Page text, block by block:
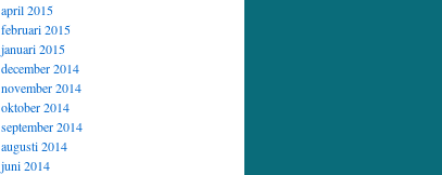
april 2015
februari 2015
januari 2015
december 2014
november 2014
oktober 2014
september 2014
augusti 2014
juni 2014